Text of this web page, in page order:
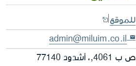
للموقع
admin@miluim.co.il
ص ب 4061,، أشدود 77140